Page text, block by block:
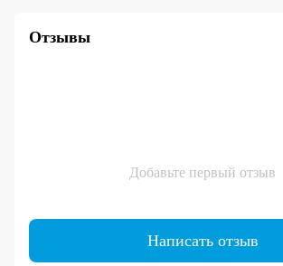
Отзывы
Добавьте первый отзыв
Написать отзыв